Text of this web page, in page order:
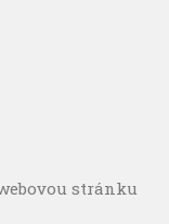
stránku